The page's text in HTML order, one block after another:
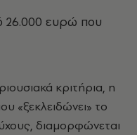
26.000 ευρώ που
κριτήρια, η
«ξεκλειδώνει» το
διαμορφώνεται